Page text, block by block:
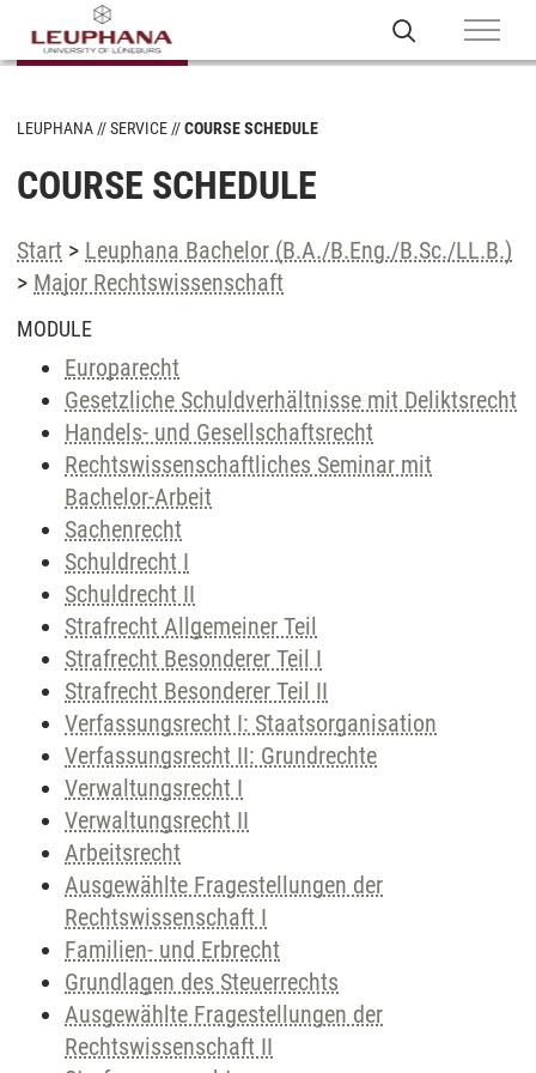
LEUPHANA SERVICE COURSE SCHEDULE
COURSE SCHEDULE
Start > Leuphana Bachelor (B.A./B.Eng./B.Sc./LL.B.)
> Major Rechtswissenschaft
MODULE
Europarecht
Gesetzliche Schuldverhältnisse mit Deliktsrecht
Handels- und Gesellschaftsrecht
Rechtswissenschaftliches Seminar mit
Bachelor-Arbeit
Sachenrecht
Schuldrecht I
Schuldrecht II
Strafrecht Allgemeiner Teil
Strafrecht Besonderer Teil I
Strafrecht Besonderer Teil II
Verfassungsrecht I: Staatsorganisation
Verfassungsrecht II: Grundrechte
Verwaltungsrecht I
Verwaltungsrecht II
Arbeitsrecht
Ausgewählte Fragestellungen der
Rechtswissenschaft I
Familien- und Erbrecht
Grundlagen des Steuerrechts
Ausgewählte Fragestellungen der
Rechtswissenschaft II